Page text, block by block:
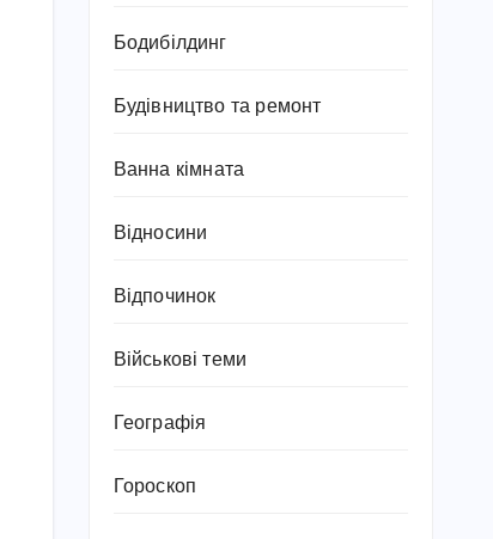
Бодибілдинг
Будівництво та ремонт
Ванна кімната
Відносини
Відпочинок
Військові теми
Географія
Гороскоп